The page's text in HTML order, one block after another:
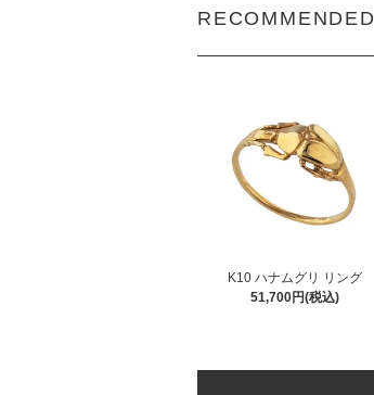
RECOMMENDED
K10 ハナムグリ リング
51,700円(税込)